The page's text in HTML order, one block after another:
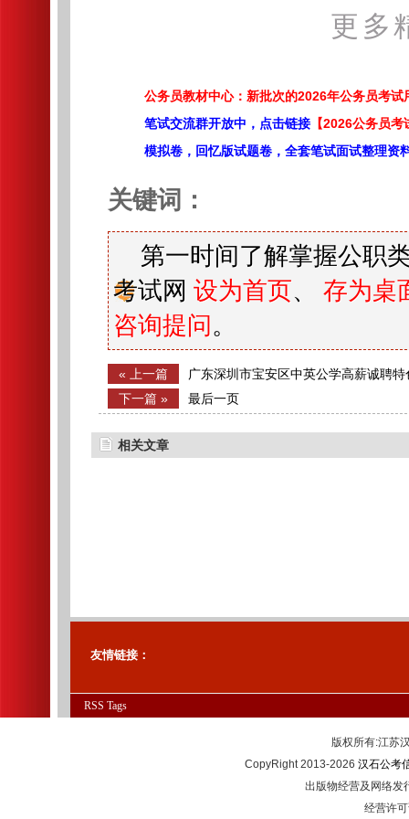
更多
公务员教材中心：新批次的2026年公务员考试
笔试交流群开放中，点击链接 【2026公务员
模拟卷，回忆版试题卷，全套笔试面试整理资
关键词：
第一时间了解掌握公职
考试网 设为首页、 存为桌
咨询提问 。
« 上一篇 广东深圳市宝安区中英公学高薪诚聘
治、历史、化学教师公告
下一篇 » 最后一页
相关文章
友情链接：
RSS Tags
版权所有:江苏
CopyRight 2013-2026汉石公考
出版物经营及网络发
经营许